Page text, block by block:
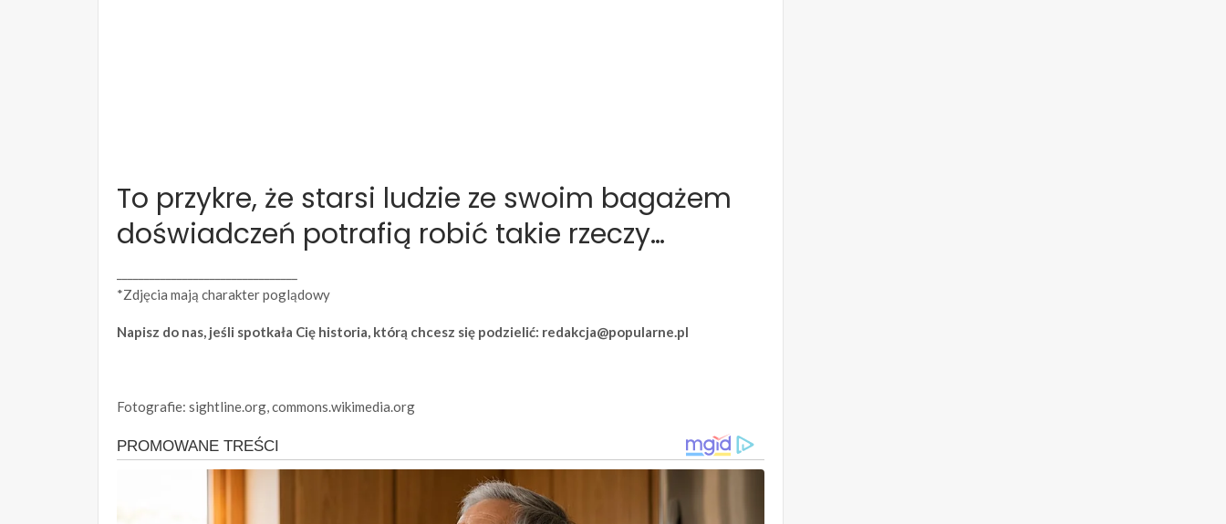
To przykre, że starsi ludzie ze swoim bagażem
doświadczeń potrafią robić takie rzeczy…
*Zdjęcia mają charakter poglądowy
Napisz do nas, jeśli spotkała Cię historia, którą chcesz się podzielić: redakcja@popularne.pl
Fotografie: sightline.org, commons.wikimedia.org